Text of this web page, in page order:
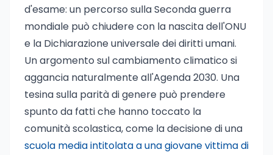
d'esame: un percorso sulla Seconda guerra
mondiale può chiudere con la nascita dell'ONU
e la Dichiarazione universale dei diritti umani.
Un argomento sul cambiamento climatico si
aggancia naturalmente all'Agenda 2030. Una
tesina sulla parità di genere può prendere
spunto da fatti che hanno toccato la
comunità scolastica, come la decisione di una
scuola media intitolata a una giovane vittima di